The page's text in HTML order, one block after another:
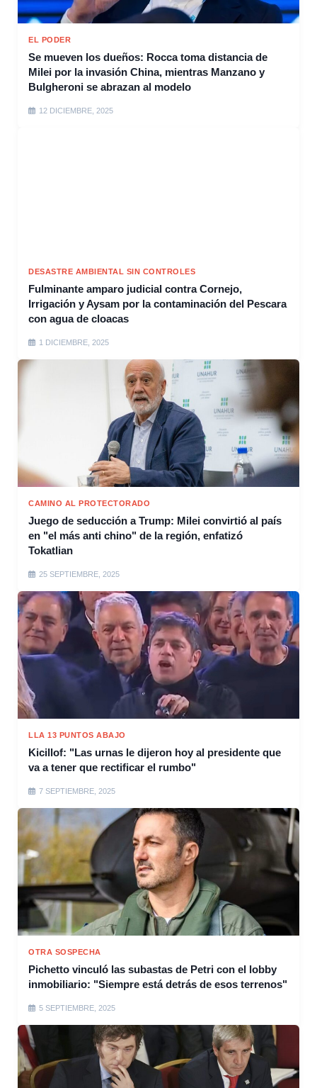
EL PODER
Se mueven los dueños: Rocca toma distancia de
Milei por la invasión China, mientras Manzano y
Bulgheroni se abrazan al modelo
12 DICIEMBRE, 2025
DESASTRE AMBIENTAL SIN CONTROLES
Fulminante amparo judicial contra Cornejo,
Irrigación y Aysam por la contaminación del Pescara
con agua de cloacas
1 DICIEMBRE, 2025
CAMINO AL PROTECTORADO
Juego de seducción a Trump: Milei convirtió al país
en "el más anti chino" de la región, enfatizó
Tokatlian
25 SEPTIEMBRE, 2025
LLA 13 PUNTOS ABAJO
Kicillof: "Las urnas le dijeron hoy al presidente que
va a tener que rectificar el rumbo"
7 SEPTIEMBRE, 2025
OTRA SOSPECHA
Pichetto vinculó las subastas de Petri con el lobby
inmobiliario: "Siempre está detrás de esos terrenos"
5 SEPTIEMBRE, 2025